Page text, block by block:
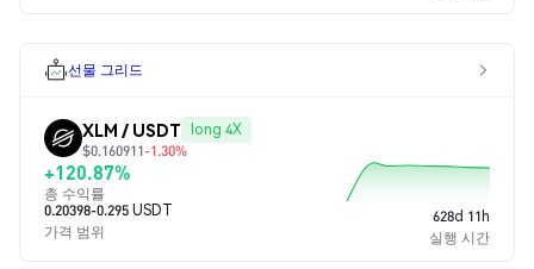
선물 그리드
XLM / USDT
long 4X
$0.160911-1.30%
+120.87%
총 수익률
0.20398-0.295 USDT
가격 범위
628d 11h
실행 시간